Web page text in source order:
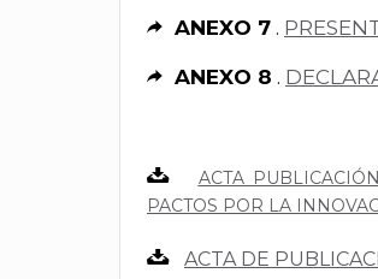
ANEXO 7 .
ANEXO 8 .
ACTA
PACTOS POR LA
ACTA DE